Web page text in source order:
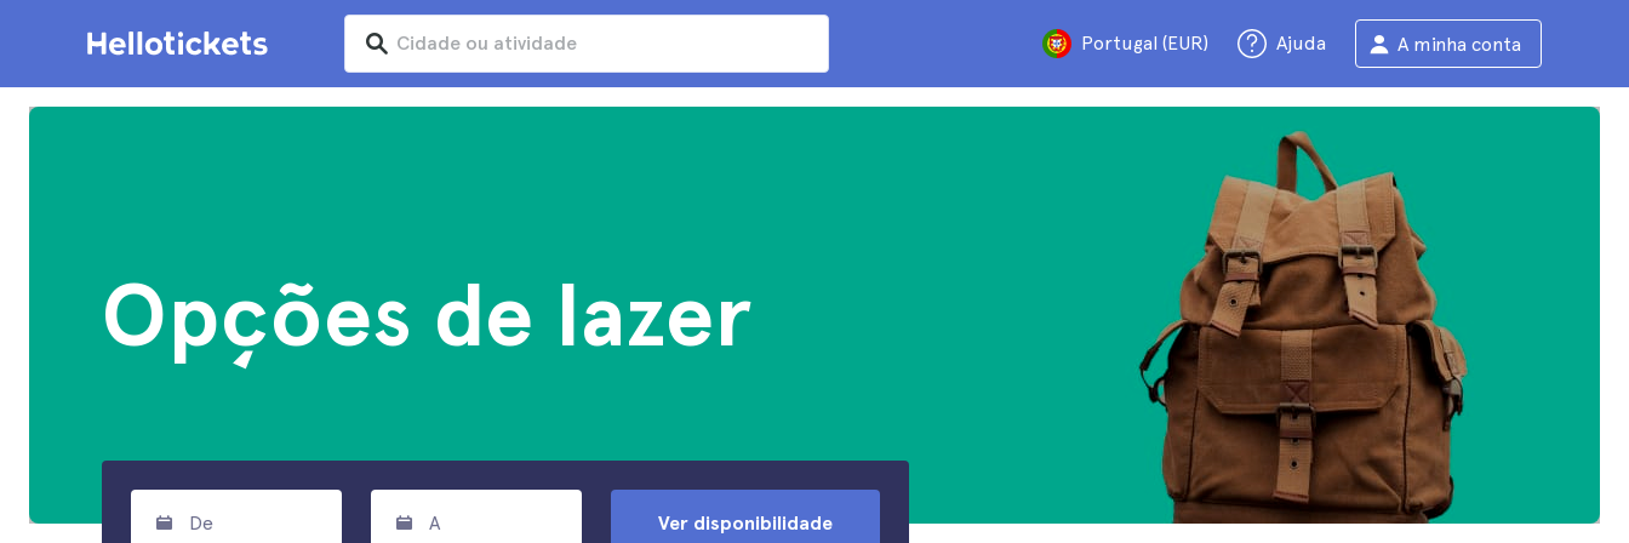
Portugal (EUR) Ajuda A minha conta
Opções de lazer
De A Ver disponibilidade